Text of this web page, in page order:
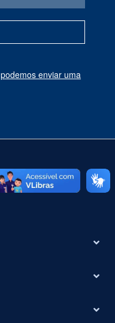
podemos enviar uma